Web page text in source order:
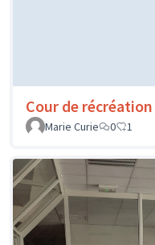
Cour de
Marie Curie
0 1